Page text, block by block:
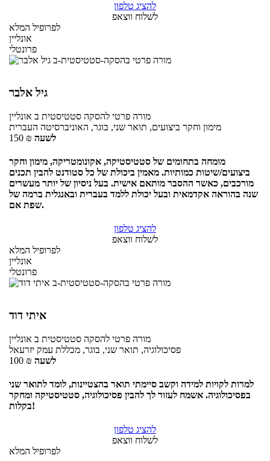
להציג טלפון
לשלוח ווצאפ
לפרופיל המלא
אונליין
פרונטלי
גיל אלבר
מורה פרטי להסקה סטטיסטית ב אונליין
מימון וחקר ביצועים, תואר שני, בוגר, האוניברסיטה העברית
150 ₪ לשעה
מומחה בתחומים של סטטיסטיקה, אקונומטריקה, מימון וחקר
ביצועים/שיטות כמותיות. מאמין ביכולת של כל סטודנט להבין תכנים
מורכבים, כאשר ההסבר מותאם אישית. בעל ניסיון של יותר מעשרים
שנה בהוראה אקדמאית ובעל יכולת ללמד בעברית ובאנגלית ברמה של
שפת אם.
להציג טלפון
לשלוח ווצאפ
לפרופיל המלא
אונליין
פרונטלי
איתי דוד
מורה פרטי להסקה סטטיסטית ב אונליין
פסיכולוגיה, תואר שני, בוגר, מכללת עמק יזרעאל
100 ₪ לשעה
למרות לקויות למידה וקשב סיימתי תואר בהצטיינות, לומד לתואר שני
בפסיכולוגיה. אשמח לעזור לך להבין פסיכולוגיה, סטטיסטיקה ומחקר
בקלות!
להציג טלפון
לשלוח ווצאפ
לפרופיל המלא